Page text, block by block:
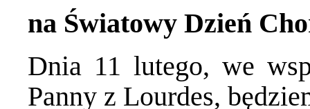
na Światowy Dzień
Dnia 11 lutego, we
Panny z Lourdes,